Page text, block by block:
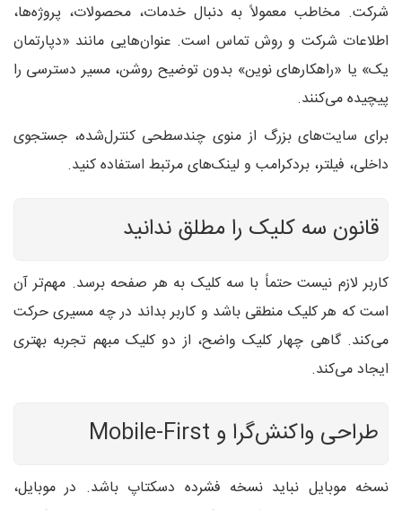
شرکت. مخاطب معمولاً به دنبال خدمات، محصولات، پروژه‌ها،
اطلاعات شرکت و روش تماس است. عنوان‌هایی مانند «دپارتمان
یک» یا «راهکارهای نوین» بدون توضیح روشن، مسیر دسترسی را
پیچیده می‌کنند.
برای سایت‌های بزرگ از منوی چندسطحی کنترل‌شده، جستجوی
داخلی، فیلتر، بردکرامب و لینک‌های مرتبط استفاده کنید.
قانون سه کلیک را مطلق ندانید
کاربر لازم نیست حتماً با سه کلیک به هر صفحه برسد. مهم‌تر آن
است که هر کلیک منطقی باشد و کاربر بداند در چه مسیری حرکت
می‌کند. گاهی چهار کلیک واضح، از دو کلیک مبهم تجربه بهتری
ایجاد می‌کند.
طراحی واکنش‌گرا و Mobile-First
نسخه موبایل نباید نسخه فشرده دسکتاپ باشد. در موبایل،